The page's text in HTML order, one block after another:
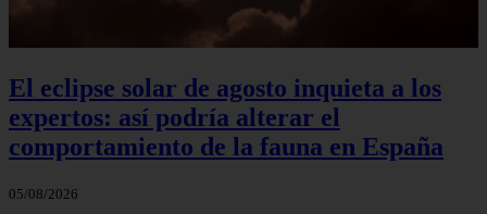
El eclipse solar de agosto inquieta a los
expertos: así podría alterar el
comportamiento de la fauna en España
05/08/2026